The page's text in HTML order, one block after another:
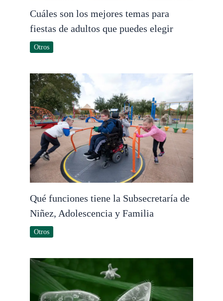
Cuáles son los mejores temas para
fiestas de adultos que puedes elegir
Otros
Qué funciones tiene la Subsecretaría de
Niñez, Adolescencia y Familia
Otros